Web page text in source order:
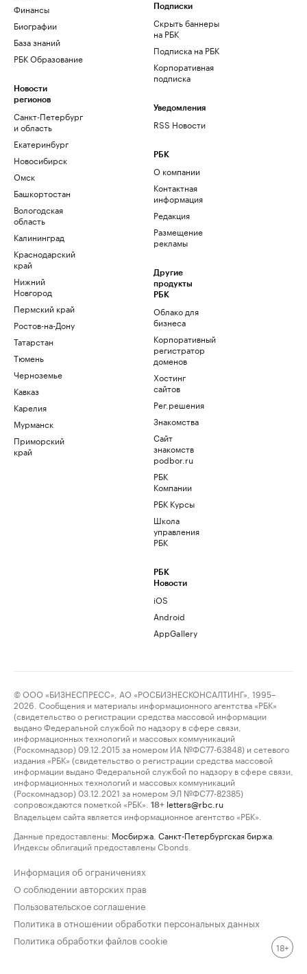
Финансы
Биографии
База знаний
РБК Образование
Новости
регионов
Санкт-Петербург
и область
Екатеринбург
Новосибирск
Омск
Башкортостан
Вологодская
область
Калининград
Краснодарский
край
Нижний
Новгород
Пермский край
Ростов-на-Дону
Татарстан
Тюмень
Черноземье
Кавказ
Карелия
Мурманск
Приморский
край
Подписки
Скрыть баннеры
на РБК
Подписка на РБК
Корпоративная
подписка
Уведомления
RSS Новости
РБК
О компании
Контактная
информация
Редакция
Размещение
рекламы
Другие
продукты
РБК
Облако для
бизнеса
Корпоративный
регистратор
доменов
Хостинг
сайтов
Рег.решения
Знакомства
Сайт
знакомств
podbor.ru
РБК
Компании
РБК Курсы
Школа
управления
РБК
РБК
Новости
iOS
Android
AppGallery
© ООО «БИЗНЕСПРЕСС», АО «РОСБИЗНЕСКОНСАЛТИНГ», 1995–
2026. Сообщения и материалы информационного агентства «РБК»
(свидетельство о регистрации средства массовой информации
выдано Федеральной службой по надзору в сфере связи,
информационных технологий и массовых коммуникаций
(Роскомнадзор) 09.12.2015 за номером ИА №ФС77-63848) и сетевого
издания «РБК» (свидетельство о регистрации средства массовой
информации выдано Федеральной службой по надзору в сфере связи,
информационных технологий и массовых коммуникаций
(Роскомнадзор) 03.12.2021 за номером ЭЛ №ФС77-82385)
сопровождаются пометкой «РБК».
18+ letters@rbc.ru
Владельцем сайта является информационное агентство «РБК».
Данные предоставлены: Мосбиржа Санкт-Петербургская биржа
Индексы облигаций предоставлены Cbonds.
Информация об ограничениях
О соблюдении авторских прав
Пользовательское соглашение
Политика в отношении обработки персональных данных
Политика обработки файлов cookie
18+